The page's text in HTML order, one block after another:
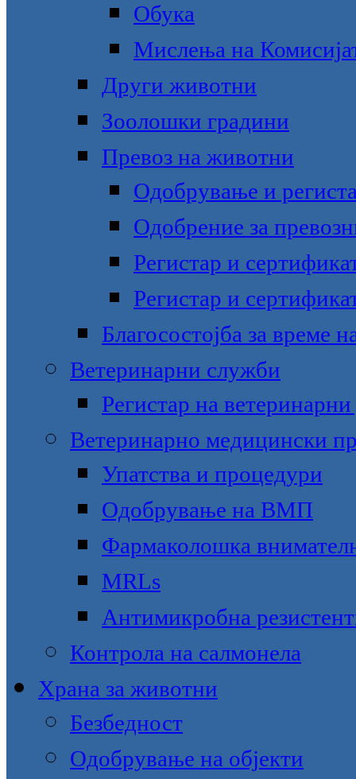
Обука
Мислења на
Други животни
Зоолошки градини
Превоз на животни
Одобрување и
Одобрение за
Регистар и
Регистар и
Благосостојба за време
Ветеринарни служби
Регистар на
Ветеринарно медицински
Упатства и процедури
Одобрување на ВМП
Фармаколошка
MRLs
Антимикробна
Контрола на салмонела
Храна за животни
Безбедност
Одобрување на објекти